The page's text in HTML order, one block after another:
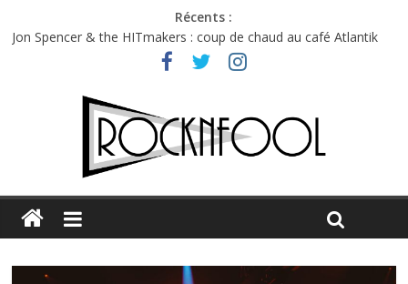
Récents :
Jon Spencer & the HITmakers : coup de chaud au café Atlantik
Hellfest 2026 vendredi : température et émotions en hausse
Hellfest 2026 jeudi : impossible de choisir entre chaleur et bonne
Première édition du Midgard Festival : entre bière, métal et
Charlie Puth à l’Olympia : la leçon de pop du Professeur Puth